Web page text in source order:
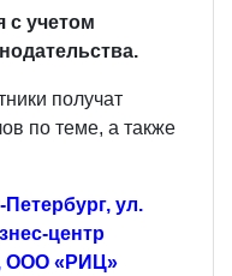
с учетом
получат
по теме, а также
Петербург, ул.
центр
ООО «РИЦ»